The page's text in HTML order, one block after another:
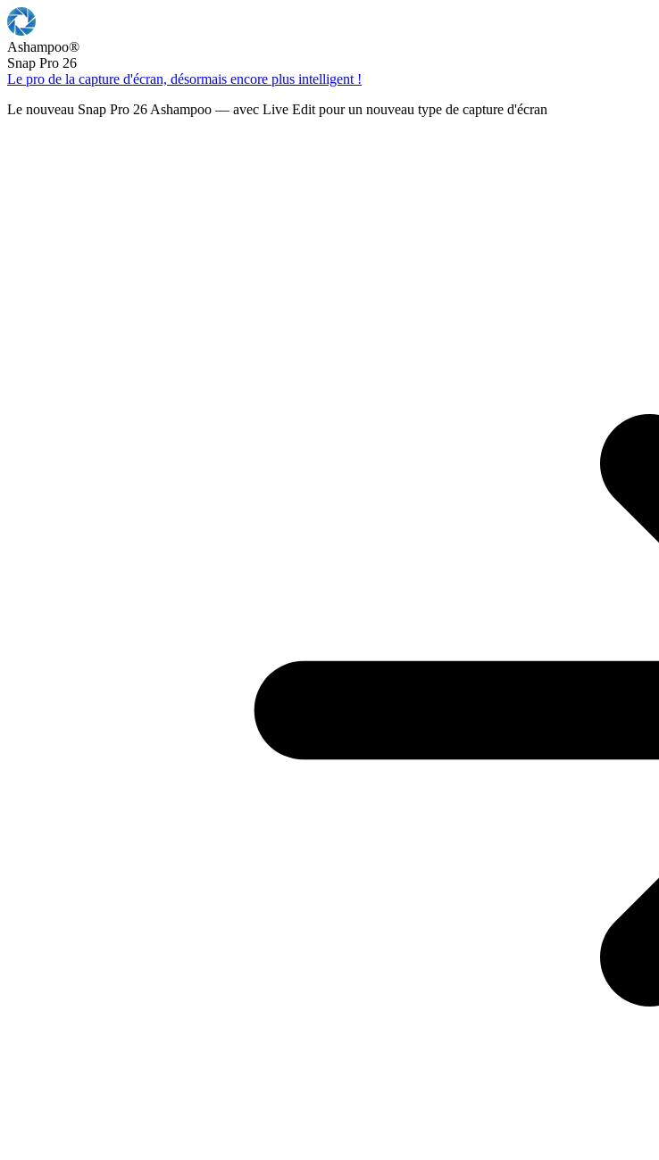
Ashampoo®
Snap Pro 26
Le pro de la capture d'écran, désormais encore plus intelligent !
Le nouveau Snap Pro 26 Ashampoo — avec Live Edit pour un nouveau type de capture d'écran